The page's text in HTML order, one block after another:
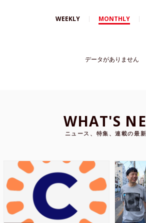
WEEKLY MONTHLY
データがありません
WHAT'S
ニュース、特集、連載の最